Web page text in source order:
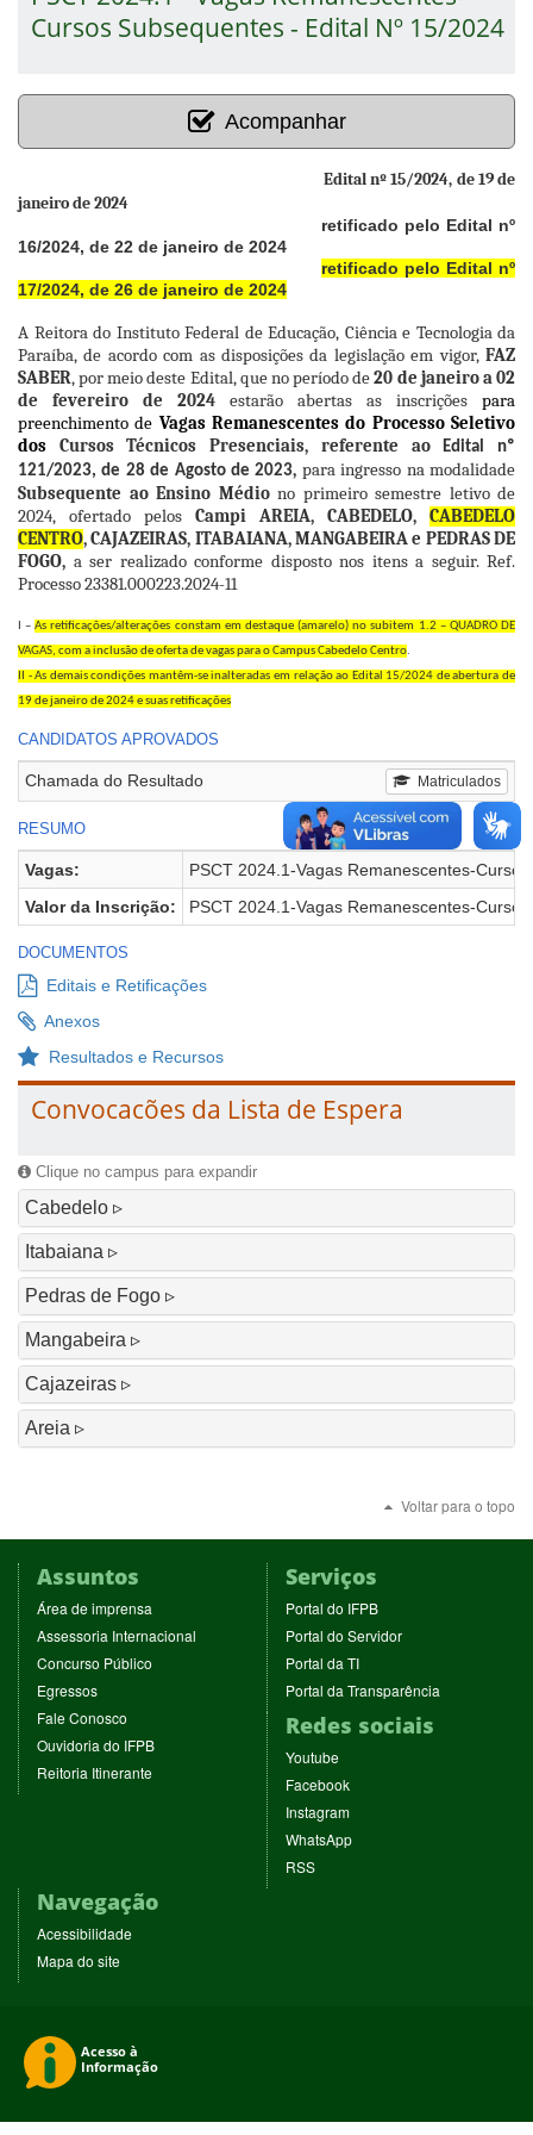
Cursos Subsequentes - Edital Nº 15/2024
Acompanhar
Edital nº 15/2024, de 19 de
janeiro de 2024
retificado pelo Edital nº
16/2024, de 22 de janeiro de 2024
retificado pelo Edital nº
17/2024, de 26 de janeiro de 2024
A Reitora do Instituto Federal de Educação, Ciência e Tecnologia da
Paraíba, de acordo com as disposições da legislação em vigor, FAZ
SABER, por meio deste Edital, que no período de20 de janeiro a 02
de fevereiro de 2024 estarão abertas as inscrições para
preenchimento de Vagas Remanescentes do Processo Seletivo
dos Cursos Técnicos Presenciais, referente ao
Edital nº
121/2023, de 28 de Agosto de 2023, para ingresso na modalidade
Subsequente ao Ensino Médio no primeiro semestre letivo de
2024, ofertado pelos Campi AREIA, CABEDELO, CABEDELO
CENTRO, CAJAZEIRAS, ITABAIANA, MANGABEIRA e PEDRAS DE
FOGO, a ser realizado conforme disposto nos itens a seguir. Ref.
Processo 23381.000223.2024-11
I –As retificações/alterações constam em destaque (amarelo) no subitem 1.2 – QUADRO DE
VAGAS, com a inclusão de oferta de vagas para o Campus Cabedelo Centro.
II - As demais condições mantêm-se inalteradas em relação ao Edital 15/2024 de abertura de
19 de janeiro de 2024 e suas retificações
CANDIDATOS APROVADOS
Chamada do Resultado Matriculados
RESUMO
Vagas:
PSCT 2024.1-Vagas Remanescentes-
Valor da Inscrição:
PSCT 2024.1-Vagas Remanescentes-
DOCUMENTOS
Editais e Retificações
Anexos
Resultados e Recursos
Convocacões da Lista de Espera
Clique no campus para expandir
Cabedelo
Itabaiana
Pedras de Fogo
Mangabeira
Cajazeiras
Areia
Voltar para o topo
Assuntos
Área de imprensa
em
nova
Assessoria Internacional
Concurso Público
Egressos(abre
nova
janela)
Fale Conosco
em
nova
janela)
Ouvidoria do IFPB(abre
Reitoria Itinerante(abre
Serviços
Portal do IFPB(abre
em
nova
Portal do Servidor(abre
janela)
Portal da TI(abre
nova
janela)
Portal da Transparência
Redes sociais
Youtube(abre
em
nova
janela)
Facebook(abre
nova
janela)
Instagram(abre
nova
WhatsApp(abre
RSS(abre
Navegação
Acessibilidade
Mapa do site